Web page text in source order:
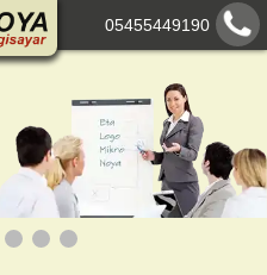
05455449190